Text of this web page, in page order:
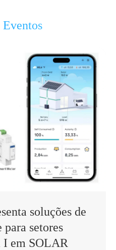
soluções de
setores
I em SOLAR